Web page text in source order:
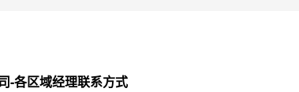
-各区域经理联系方式